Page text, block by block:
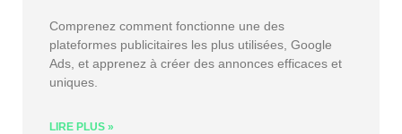
Comprenez comment fonctionne une des
plateformes publicitaires les plus utilisées, Google
Ads, et apprenez à créer des annonces efficaces et
uniques.
LIRE PLUS »